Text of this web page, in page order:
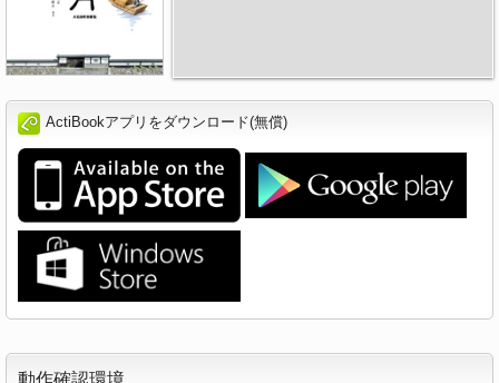
ActiBookアプリをダウンロード(無償)
動作確認環境